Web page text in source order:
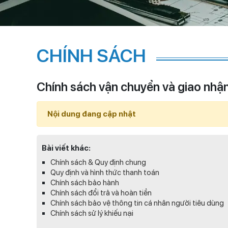
CHÍNH SÁCH
Chính sách vận chuyển và giao
Nội dung đang cập nhật
Bài viết khác:
Chính sách & Quy định chung
Quy định và hình thức thanh toán
Chính sách bảo hành
Chính sách đổi trả và hoàn tiền
Chính sách bảo vệ thông tin cá nhân người tiêu dùng
Chính sách sử lý khiếu nại